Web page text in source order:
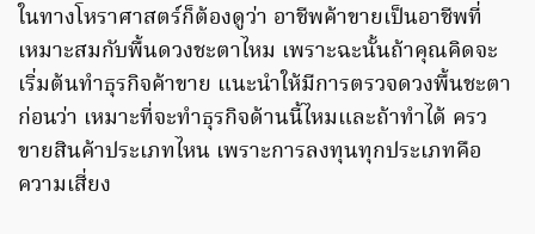
ในทางโหราศาสตร์ก็ต้องดูว่า อาชีพค้าขายเป็นอาชีพที่
เหมาะสมกับพื้นดวงชะตาไหม เพราะฉะนั้นถ้าคุณคิดจะ
เริ่มต้นทำธุรกิจค้าขาย แนะนำให้มีการตรวจดวงพื้นชะตา
ก่อนว่า เหมาะที่จะทำธุรกิจด้านนี้ไหมและถ้าทำได้ ครว
ขายสินค้าประเภทไหน เพราะการลงทุนทุกประเภทคือ
ความเสี่ยง